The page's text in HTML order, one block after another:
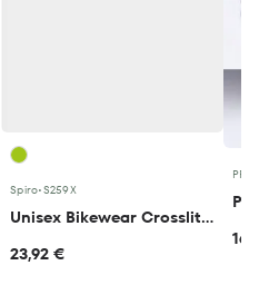
Spiro•S259X
Unisex Bikewear Crosslite Gilet
23,92 €